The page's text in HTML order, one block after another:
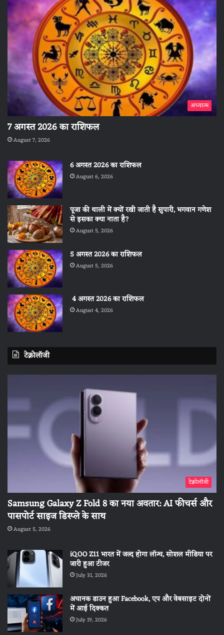
अध्यात्म
7 अगस्त 2026 का राशिफल
August 7, 2026
6 अगस्त 2026 का राशिफल
August 6, 2026
पूजा की थाली में क्यों रखी जाती है सुपारी, भगवान गणेश
से इसका क्या नाता है?
August 5, 2026
5 अगस्त 2026 का राशिफल
August 5, 2026
4 अगस्त 2026 का राशिफल
August 4, 2026
टेक्नोलॉजी
टेक्नोलॉजी
Samsung Galaxy Z Fold 8 का नया अवतार: AI फीचर्स और
पासपोर्ट साइज डिस्प्ले के साथ
August 5, 2026
iQOO Z11 भारत में जल्द होगा लॉन्च, सोशल मीडिया पर
जारी हुआ टीजर
July 31, 2026
अचानक डाउन हुआ Facebook, एप और वेबसाइट दोनों
में आई दिक्कत
July 19, 2026